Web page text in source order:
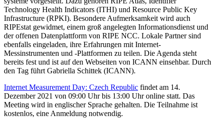
Technology Health Indicators (ITHI) und Resource Public Key
Infrastructure (RPKI). Besondere Aufmerksamkeit wird auch
RIPEstat gewidmet, einem groß angelegten Informationsdienst und
der offenen Datenplattform von RIPE NCC. Lokale Partner sind
ebenfalls eingeladen, ihre Erfahrungen mit Internet-
Messinstrumenten und -Plattformen zu teilen. Die Agenda steht
bereits fest und ist auf den Webseiten von ICANN einsehbar. Durch
den Tag führt Gabriella Schittek (ICANN).
Internet Measurement Day: Czech Republic findet am 14.
Dezember 2021 von 09:00 Uhr bis 13:00 Uhr online statt. Das
Meeting wird in englischer Sprache gehalten. Die Teilnahme ist
kostenlos, eine Anmeldung notwendig.